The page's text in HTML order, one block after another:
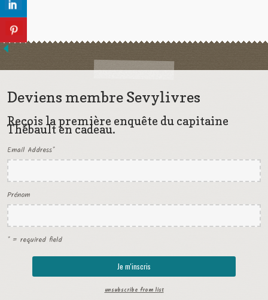
Panier
Une baffe et ça repart
Deviens membre Sevylivres
Reçois la première enquête du capitaine
Thébault en cadeau.
Email Address*
Prénom
* = required field
unsubscribe from list